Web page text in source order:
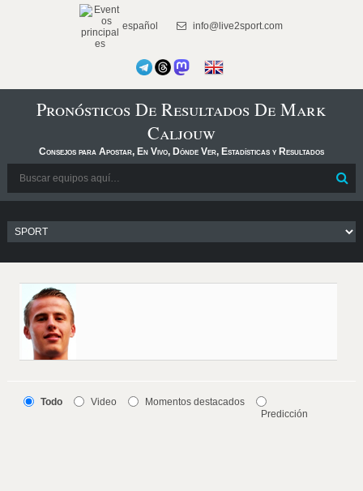
español info@live2sport.com
Pronósticos De Resultados De Mark
Caljouw
Consejos para Apostar, En Vivo, Dónde Ver, Estadísticas y Resultados
Todo Video
Momentos destacados
Predicción